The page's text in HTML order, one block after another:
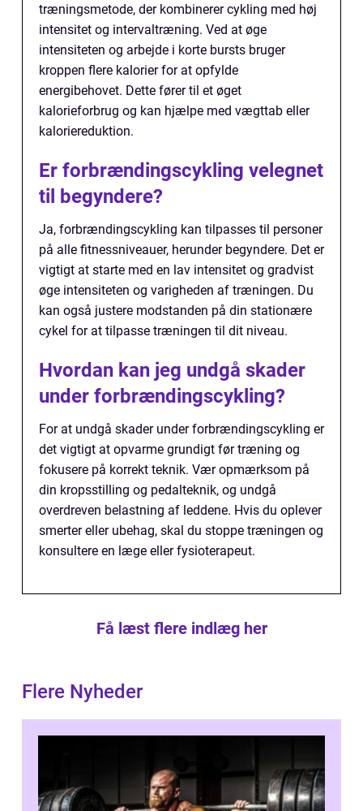
træningsmetode, der kombinerer cykling med høj
intensitet og intervaltræning. Ved at øge
intensiteten og arbejde i korte bursts bruger
kroppen flere kalorier for at opfylde
energibehovet. Dette fører til et øget
kalorieforbrug og kan hjælpe med vægttab eller
kaloriereduktion.
Er forbrændingscykling velegnet
til begyndere?
Ja, forbrændingscykling kan tilpasses til personer
på alle fitnessniveauer, herunder begyndere. Det er
vigtigt at starte med en lav intensitet og gradvist
øge intensiteten og varigheden af træningen. Du
kan også justere modstanden på din stationære
cykel for at tilpasse træningen til dit niveau.
Hvordan kan jeg undgå skader
under forbrændingscykling?
For at undgå skader under forbrændingscykling er
det vigtigt at opvarme grundigt før træning og
fokusere på korrekt teknik. Vær opmærksom på
din kropsstilling og pedalteknik, og undgå
overdreven belastning af leddene. Hvis du oplever
smerter eller ubehag, skal du stoppe træningen og
konsultere en læge eller fysioterapeut.
Få læst flere indlæg her
Flere Nyheder